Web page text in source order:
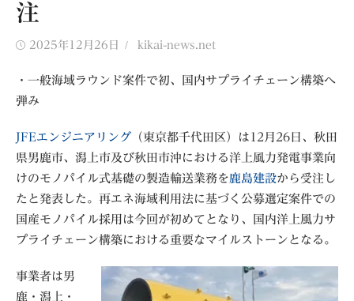
注
Posted
2025年12月26日 Author
kikai-news.net
・一般海域ラウンド案件で初、国内サプライチェーン構築へ
弾み
JFEエンジニアリング （東京都千代田区）は12月26日、秋田
県男鹿市、潟上市及び秋田市沖における洋上風力発電事業向
けのモノパイル式基礎の製造輸送業務を鹿島建設から受注し
たと発表した。再エネ海域利用法に基づく公募選定案件での
国産モノパイル採用は今回が初めてとなり、国内洋上風力サ
プライチェーン構築における重要なマイルストーンとなる。
事業者は男
鹿・潟上・